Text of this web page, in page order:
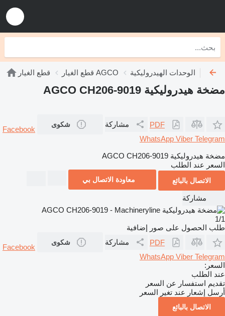
قطع الغيار قطع الغيار AGCO الوحدات الهيدروليكية AGCO
مضخة هيدروليكية AGCO CH206-9019
PDF مشاركة شكوى
Facebook
WhatsApp Viber Telegram
مضخة هيدروليكية AGCO CH206-9019
السعر عند الطلب
الاتصال بالبائع معاودة الاتصال بي
مشاركة
1/1
طلب الحصول على صور إضافية
PDF
مشاركة شكوى
Facebook
WhatsApp Viber Telegram
السعر:
عند الطلب
تقديم استفسار عن السعر
أرسل إشعار عند تغير السعر
الاتصال بالبائع